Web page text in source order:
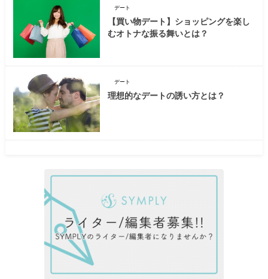
デート
【買い物デート】ショッピングを楽し
むオトナな振る舞いとは？
デート
理想的なデートの誘い方とは？